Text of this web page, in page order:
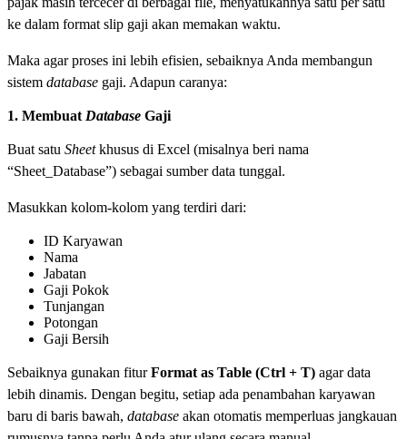
ke dalam format slip gaji akan memakan waktu.
Maka agar proses ini lebih efisien, sebaiknya Anda membangun
sistem database gaji. Adapun caranya:
1. Membuat Database Gaji
Buat satu Sheetkhusus di Excel (misalnya beri nama
“Sheet_Database”) sebagai sumber data tunggal.
Masukkan kolom-kolom yang terdiri dari:
ID Karyawan
Nama
Jabatan
Gaji Pokok
Tunjangan
Potongan
Gaji Bersih
Sebaiknya gunakan fiturFormat as Table (Ctrl + T) agar data
lebih dinamis. Dengan begitu, setiap ada penambahan karyawan
baru di baris bawah, database akan otomatis memperluas jangkauan